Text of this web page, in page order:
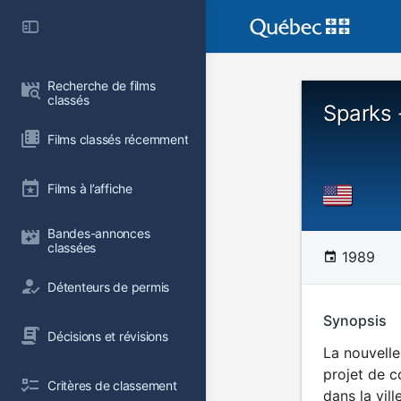
Recherche de films
classés
Films classés récemment
Films à l’affiche
Bandes-annonces
classées
Détenteurs de permis
Décisions et révisions
Critères de classement
Sparks
1989
Synopsis
La
projet de
dans la